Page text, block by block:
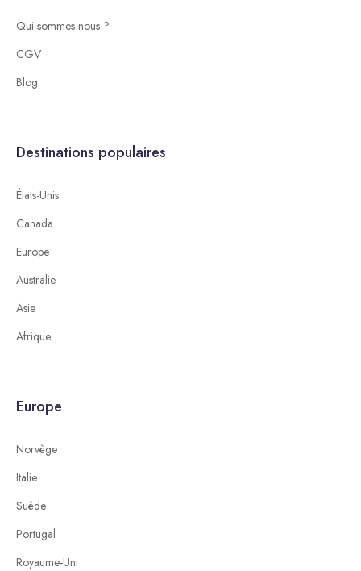
Qui sommes-nous ?
CGV
Blog
Destinations populaires
États-Unis
Canada
Europe
Australie
Asie
Afrique
Europe
Norvège
Italie
Suède
Portugal
Royaume-Uni